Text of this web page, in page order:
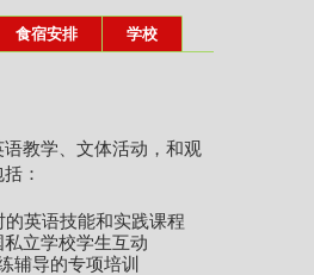
食宿安排 学校
教学、文体活动，和观
：
的英语技能和实践课程
立学校学生互动
辅导的专项培训